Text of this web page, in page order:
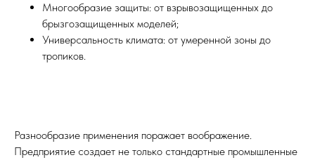
Многообразие защиты: от взрывозащищенных до
брызгозащищенных моделей;
Универсальность климата: от умеренной зоны до
тропиков.
Разнообразие применения поражает воображение.
Предприятие создает не только стандартные промышленные